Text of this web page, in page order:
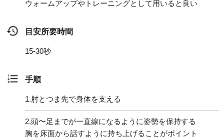
ウォームアップやトレーニングとして用いると良い
目安所要時間
15-30秒
手順
1.肘とつま先で身体を支える
2.頭〜足までが一直線になるように姿勢を保持する
胸を床面から話すように持ち上げることがポイント